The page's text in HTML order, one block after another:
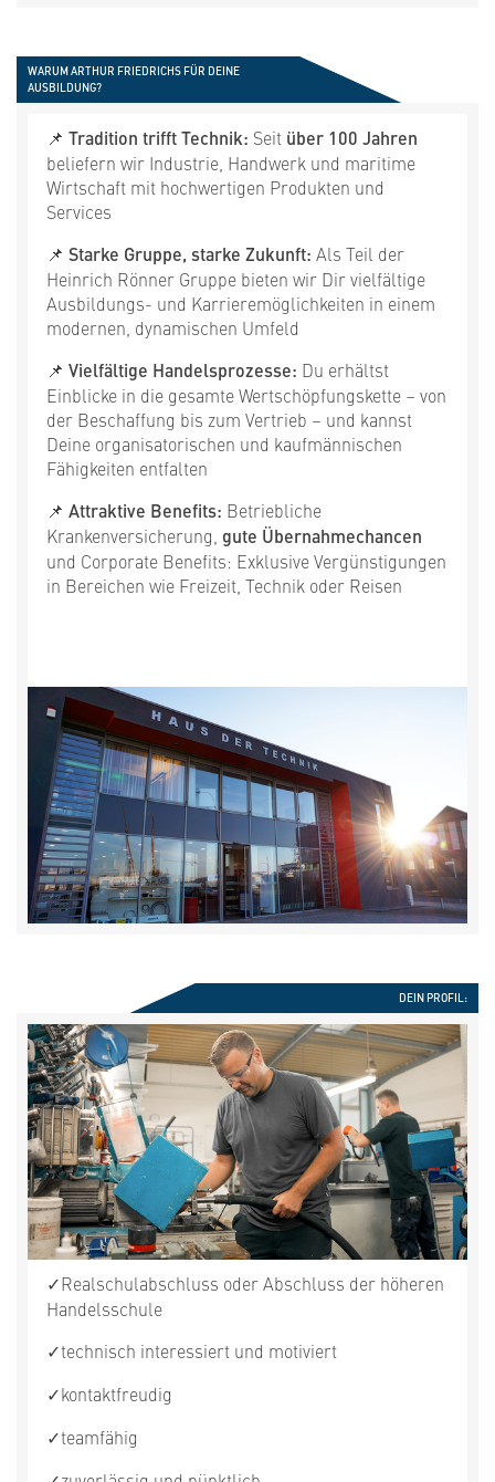
WARUM ARTHUR FRIEDRICHS FÜR DEINE
AUSBILDUNG?
📌 Tradition trifft Technik: Seit über 100 Jahren
beliefern wir Industrie, Handwerk und maritime
Wirtschaft mit hochwertigen Produkten und
Services
📌 Starke Gruppe, starke Zukunft: Als Teil der
Heinrich Rönner Gruppe bieten wir Dir vielfältige
Ausbildungs- und Karrieremöglichkeiten in einem
modernen, dynamischen Umfeld
📌 Vielfältige Handelsprozesse: Du erhältst
Einblicke in die gesamte Wertschöpfungskette – von
der Beschaffung bis zum Vertrieb – und kannst
Deine organisatorischen und kaufmännischen
Fähigkeiten entfalten
📌 Attraktive Benefits: Betriebliche
Krankenversicherung, gute Übernahmechancen
und Corporate Benefits: Exklusive Vergünstigungen
in Bereichen wie Freizeit, Technik oder Reisen
DEIN PROFIL:
✓Realschulabschluss oder Abschluss der höheren
Handelsschule
✓technisch interessiert und motiviert
✓kontaktfreudig
✓teamfähig